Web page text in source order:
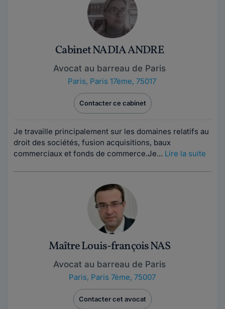
Cabinet NADIA ANDRE
Avocat au barreau de Paris
Paris, Paris 17ème, 75017
Contacter ce cabinet
Je travaille principalement sur les domaines relatifs au
droit des sociétés, fusion acquisitions, baux
commerciaux et fonds de commerce.Je... Lire la suite
Maître Louis-françois NAS
Avocat au barreau de Paris
Paris, Paris 7ème, 75007
Contacter cet avocat